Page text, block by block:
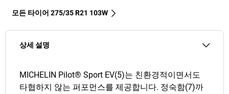
모든 타이어‎ 275/35 R21 103W
상세 설명
MICHELIN Pilot® Sport EV(5)는 친환경적이면서도
타협하지 않는 퍼포먼스를 제공합니다. 정숙함(7)까